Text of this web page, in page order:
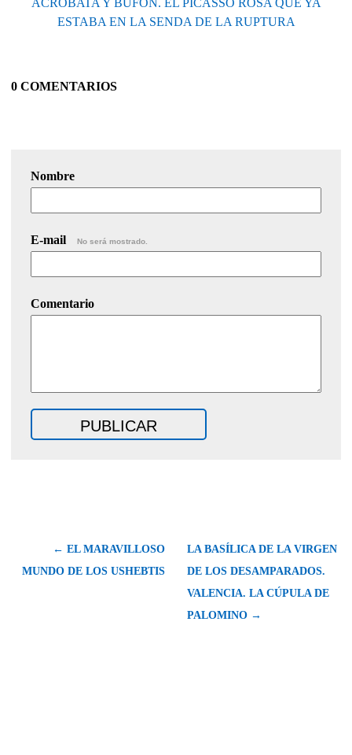
ESTABA EN LA SENDA DE LA RUPTURA
0 COMENTARIOS
Nombre
E-mail No será mostrado.
Comentario
← EL MARAVILLOSO
MUNDO DE LOS USHEBTIS
LA BASÍLICA DE LA VIRGEN
DE LOS DESAMPARADOS.
VALENCIA. LA CÚPULA DE
PALOMINO →